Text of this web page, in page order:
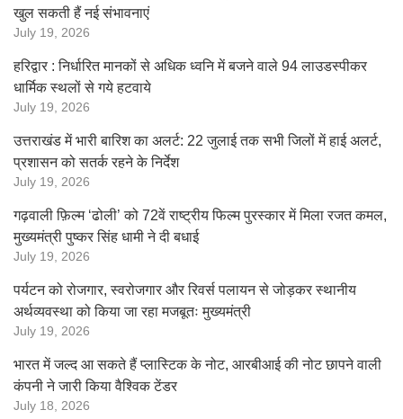
खुल सकती हैं नई संभावनाएं
July 19, 2026
हरिद्वार : निर्धारित मानकों से अधिक ध्वनि में बजने वाले 94 लाउडस्पीकर
धार्मिक स्थलों से गये हटवाये
July 19, 2026
उत्तराखंड में भारी बारिश का अलर्ट: 22 जुलाई तक सभी जिलों में हाई अलर्ट,
प्रशासन को सतर्क रहने के निर्देश
July 19, 2026
गढ़वाली फ़िल्म ‘ढोली’ को 72वें राष्ट्रीय फिल्म पुरस्कार में मिला रजत कमल,
मुख्यमंत्री पुष्कर सिंह धामी ने दी बधाई
July 19, 2026
पर्यटन को रोजगार, स्वरोजगार और रिवर्स पलायन से जोड़कर स्थानीय
अर्थव्यवस्था को किया जा रहा मजबूतः मुख्यमंत्री
July 19, 2026
भारत में जल्द आ सकते हैं प्लास्टिक के नोट, आरबीआई की नोट छापने वाली
कंपनी ने जारी किया वैश्विक टेंडर
July 18, 2026